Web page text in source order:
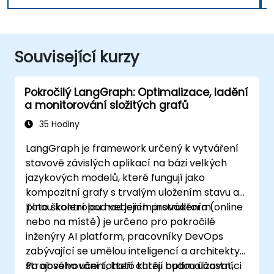
Související kurzy
Pokročilý LangGraph: Optimalizace, ladění
a monitorování složitých grafů
35 Hodiny
LangGraph je framework určený k vytváření
stavově závislých aplikací na bázi velkých
jazykových modelů, které fungují jako
kompozitní grafy s trvalým uložením stavu a
plnou kontrolou nad jejich prováděním.
Toto školení pod vedením instruktora (online
nebo na místě) je určeno pro pokročilé
inženýry AI platform, pracovníky DevOps
zabývající se umělou inteligencí a architekty
strojového učení, kteří chtějí optimalizovat,
Po absolvování tohoto kurzu budou účastníci